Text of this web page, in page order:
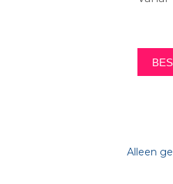
Alleen